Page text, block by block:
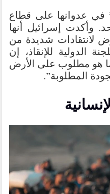
عدوانها على قطاع
وأكدت إسرائيل أنها
لانتقادات شديدة من
الدولية للإنقاذ، إن
هو مطلوب على الأرض
المطلوبة”.